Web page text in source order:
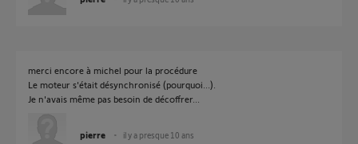
merci encore à michel pour la procédure
Le moteur s'était désynchronisé (pourquoi...).
Je n'avais même pas besoin de décoffrer...
pierre il y a presque 10 ans